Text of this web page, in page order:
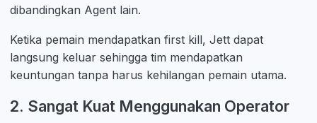
dibandingkan Agent lain.
Ketika pemain mendapatkan first kill, Jett dapat
langsung keluar sehingga tim mendapatkan
keuntungan tanpa harus kehilangan pemain utama.
2. Sangat Kuat Menggunakan Operator